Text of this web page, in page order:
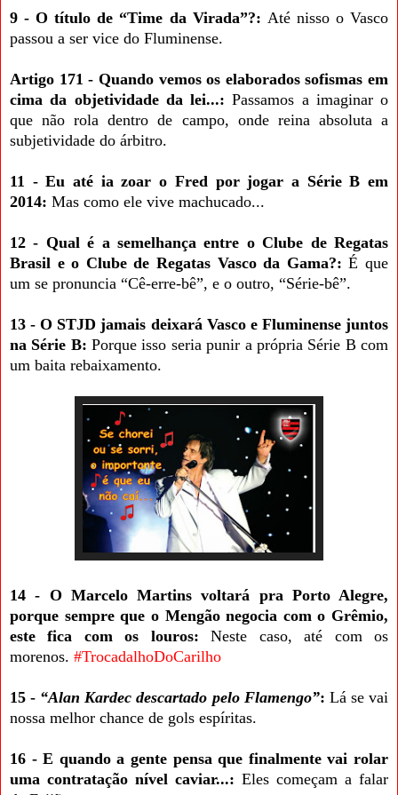
9 - O título de “Time da Virada”?: Até nisso o Vasco
passou a ser vice do Fluminense.
Artigo 171 - Quando vemos os elaborados sofismas em
cima da objetividade da lei...: Passamos a imaginar o
que não rola dentro de campo, onde reina absoluta a
subjetividade do árbitro.
11 - Eu até ia zoar o Fred por jogar a Série B em
2014: Mas como ele vive machucado...
12 - Qual é a semelhança entre o Clube de Regatas
Brasil e o Clube de Regatas Vasco da Gama?:É que
um se pronuncia “Cê-erre-bê”, e o outro, “Série-bê”.
13 - O STJD jamais deixará Vasco e Fluminense juntos
na Série B:Porque isso seria punir a própria Série B com
um baita rebaixamento.
14 - O Marcelo Martins voltará pra Porto Alegre,
porque sempre que o Mengão negocia com o Grêmio,
este fica com os louros: Neste caso, até com os
morenos. #TrocadalhoDoCarilho
15 - “Alan Kardec descartado pelo Flamengo”: Lá se vai
nossa melhor chance de gols espíritas.
16 - E quando a gente pensa que finalmente vai rolar
uma contratação nível caviar...: Eles começam a falar